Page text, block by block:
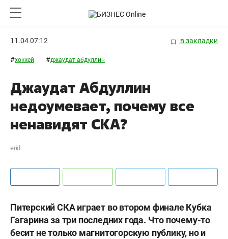
11.04 07:12 в закладки
#хоккей #джаудат абдуллин
Джаудат Абдуллин
недоумевает, почему все
ненавидят СКА?
erid:
Питерский СКА играет во втором финале Кубка
Гагарина за три последних года. Что почему-то
бесит не только магнитогорскую публику, но и